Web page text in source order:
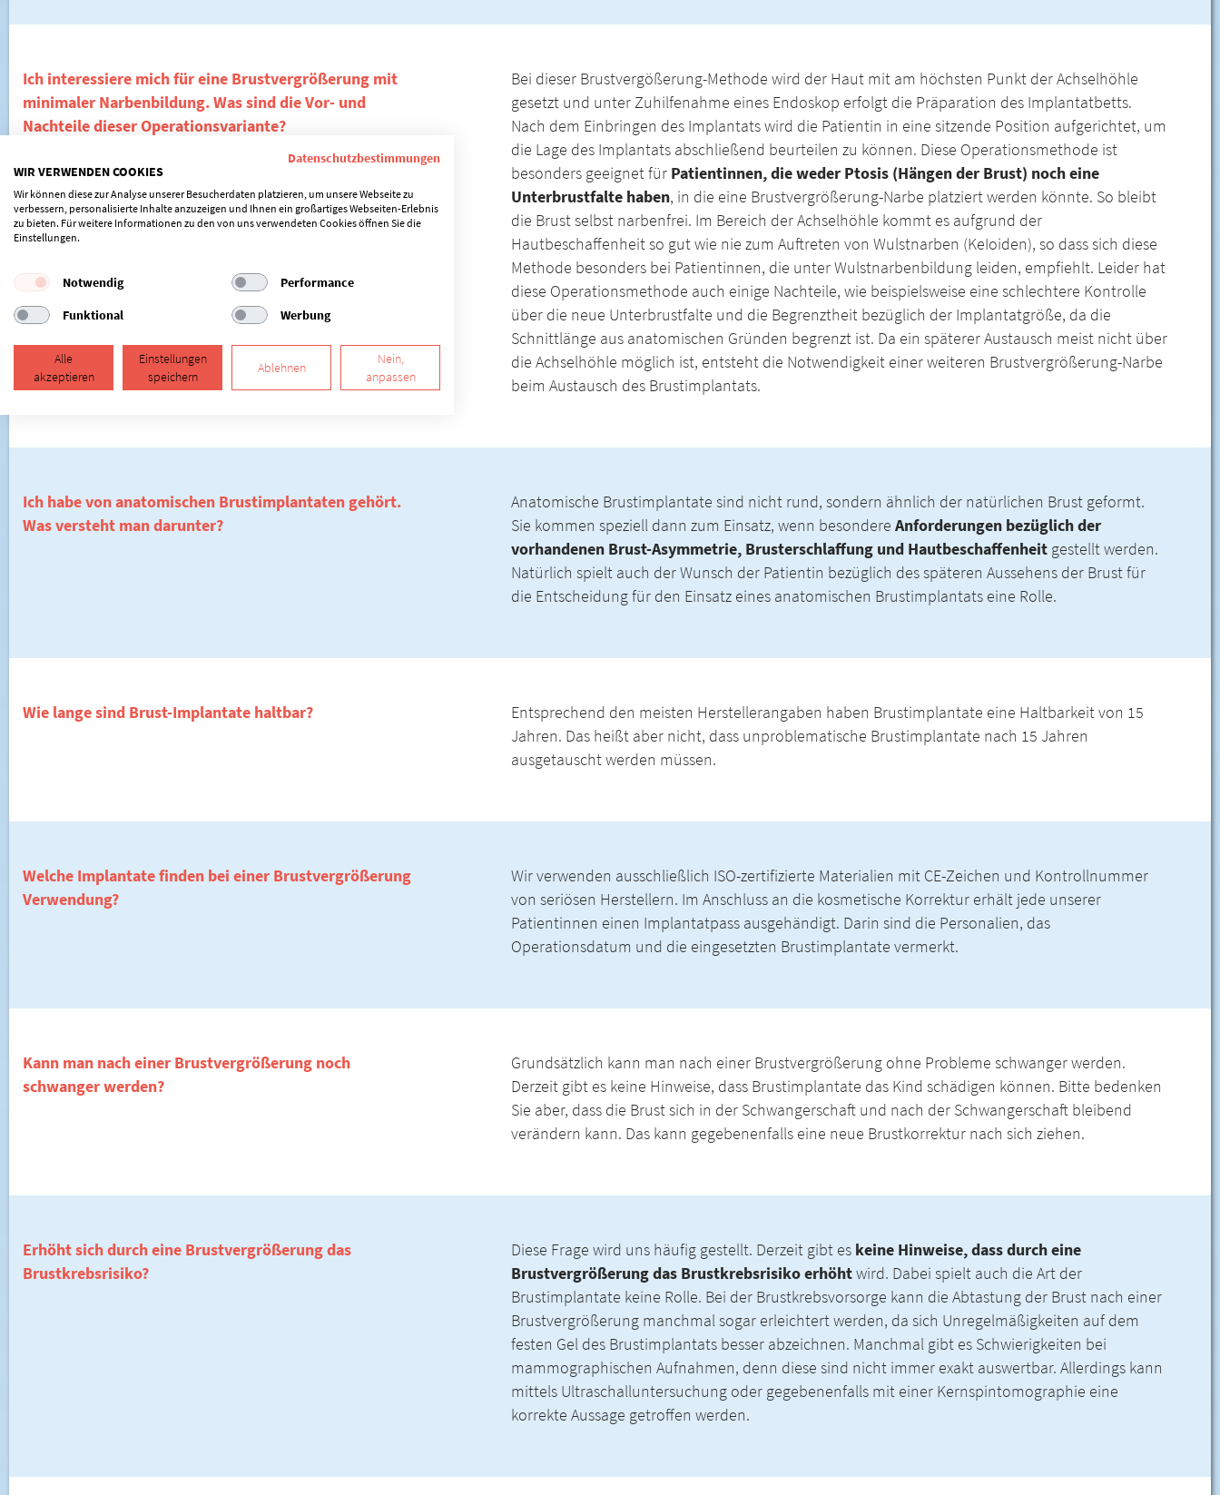
Datenschutzbestimmungen
WIR VERWENDEN COOKIES
Wir können diese zur Analyse unserer Besucherdaten platzieren, um unsere Webseite zu
verbessern, personalisierte Inhalte anzuzeigen und Ihnen ein großartiges Webseiten-Erlebnis
zu bieten. Für weitere Informationen zu den von uns verwendeten Cookies öffnen Sie die
Einstellungen.
Notwendig
Performance
Funktional
Werbung
Alle
akzeptieren
Einstellungen
speichern
Ablehnen
Nein,
anpassen
Ich interessiere mich für eine Brustvergrößerung mit
minimaler Narbenbildung. Was sind die Vor- und
Nachteile dieser Operationsvariante?
Bei dieser Brustvergößerung-Methode wird der Haut mit am höchsten Punkt der Achselhöhle
gesetzt und unter Zuhilfenahme eines Endoskop erfolgt die Präparation des Implantatbetts.
Nach dem Einbringen des Implantats wird die Patientin in eine sitzende Position aufgerichtet, um
die Lage des Implantats abschließend beurteilen zu können. Diese Operationsmethode ist
besonders geeignet für Patientinnen, die weder Ptosis (Hängen der Brust) noch eine
Unterbrustfalte haben, in die eine Brustvergrößerung-Narbe platziert werden könnte. So bleibt
die Brust selbst narbenfrei. Im Bereich der Achselhöhle kommt es aufgrund der
Hautbeschaffenheit so gut wie nie zum Auftreten von Wulstnarben (KeIoiden), so dass sich diese
Methode besonders bei Patientinnen, die unter Wulstnarbenbildung leiden, empfiehlt. Leider hat
diese Operationsmethode auch einige Nachteile, wie beispielsweise eine schlechtere Kontrolle
über die neue Unterbrustfalte und die Begrenztheit bezüglich der Implantatgröße, da die
Schnittlänge aus anatomischen Gründen begrenzt ist. Da ein späterer Austausch meist nicht über
die Achselhöhle möglich ist, entsteht die Notwendigkeit einer weiteren Brustvergrößerung-Narbe
beim Austausch des Brustimplantats.
Ich habe von anatomischen Brustimplantaten gehört.
Was versteht man darunter?
Anatomische Brustimplantate sind nicht rund, sondern ähnlich der natürlichen Brust geformt.
Sie kommen speziell dann zum Einsatz, wenn besondereAnforderungen bezüglich der
vorhandenen Brust-Asymmetrie, Brusterschlaffung und Hautbeschaffenheit gestellt werden.
Natürlich spielt auch der Wunsch der Patientin bezüglich des späteren Aussehens der Brust für
die Entscheidung für den Einsatz eines anatomischen Brustimplantats eine Rolle.
Wie lange sind Brust-Implantate haltbar?
Entsprechend den meisten Herstellerangaben haben Brustimplantate eine Haltbarkeit von 15
Jahren. Das heißt aber nicht, dass unproblematische Brustimplantate nach 15 Jahren
ausgetauscht werden müssen.
Welche Implantate finden bei einer Brustvergrößerung
Verwendung?
Wir verwenden ausschließlich ISO-zertifizierte Materialien mit CE-Zeichen und Kontrollnummer
von seriösen Herstellern. Im Anschluss an die kosmetische Korrektur erhält jede unserer
Patientinnen einen Implantatpass ausgehändigt. Darin sind die Personalien, das
Operationsdatum und die eingesetzten Brustimplantate vermerkt.
Kann man nach einer Brustvergrößerung noch
schwanger werden?
Grundsätzlich kann man nach einer Brustvergrößerung ohne Probleme schwanger werden.
Derzeit gibt es keine Hinweise, dass Brustimplantate das Kind schädigen können. Bitte bedenken
Sie aber, dass die Brust sich in der Schwangerschaft und nach der Schwangerschaft bleibend
verändern kann. Das kann gegebenenfalls eine neue Brustkorrektur nach sich ziehen.
Erhöht sich durch eine Brustvergrößerung das
Brustkrebsrisiko?
Diese Frage wird uns häufig gestellt. Derzeit gibt es keine Hinweise, dass durch eine
Brustvergrößerung das Brustkrebsrisiko erhöhtwird. Dabei spielt auch die Art der
Brustimplantate keine Rolle. Bei der Brustkrebsvorsorge kann die Abtastung der Brust nach einer
Brustvergrößerung manchmal sogar erleichtert werden, da sich Unregelmäßigkeiten auf dem
festen Gel des Brustimplantats besser abzeichnen. Manchmal gibt es Schwierigkeiten bei
mammographischen Aufnahmen, denn diese sind nicht immer exakt auswertbar. Allerdings kann
mittels Ultraschalluntersuchung oder gegebenenfalls mit einer Kernspintomographie eine
korrekte Aussage getroffen werden.